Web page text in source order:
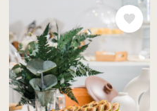
BILD